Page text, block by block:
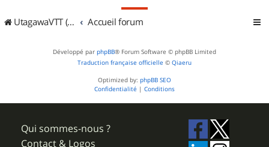
UtagawaVTT (Randos VTT et VTTAE avec traces GPS) Accueil forum
Développé par phpBB® Forum Software © phpBB Limited
Traduction française officielle © Qiaeru
Optimized by: phpBB SEO
Confidentialité | Conditions
Qui sommes-nous ?
Contact & Logos